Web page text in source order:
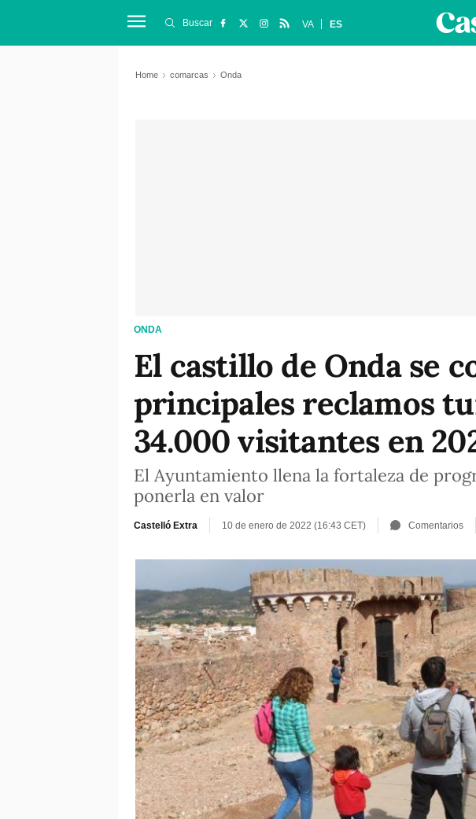
Buscar VA ES
Home comarcas Onda
ONDA
El castillo de Onda se
principales reclamos
34.000 visitantes en
El Ayuntamiento llena la fortaleza de
ponerla en valor
Castelló Extra 10 de enero de 2022 (16:43 CET) Comentarios